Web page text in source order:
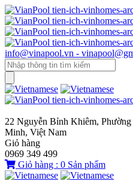
info@vinapool.vn -
22 Nguyễn Bỉnh Khiêm,
Minh, Việt Nam
Giỏ hàng
0969 349 499
Giỏ hàng : 0 Sản phẩm